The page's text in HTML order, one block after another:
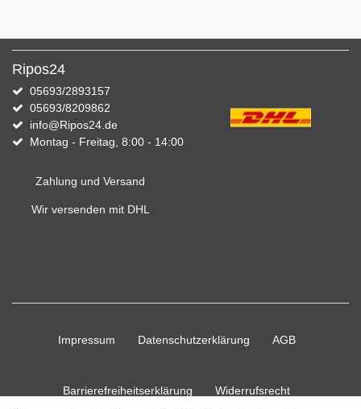
Ripos24
05693/2893157
05693/8209862
info@Ripos24.de
Montag - Freitag, 8:00 - 14:00
Zahlung und Versand
Wir versenden mit DHL
Impressum Daten­schutz­erklärung AGB
Barrierefreiheitserklärung Widerrufs­recht